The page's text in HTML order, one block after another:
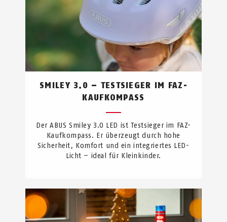
SMILEY 3.0 – TESTSIEGER IM FAZ-
KAUFKOMPASS
Der ABUS Smiley 3.0 LED ist Testsieger im FAZ-
Kaufkompass. Er überzeugt durch hohe
Sicherheit, Komfort und ein integriertes LED-
Licht – ideal für Kleinkinder.